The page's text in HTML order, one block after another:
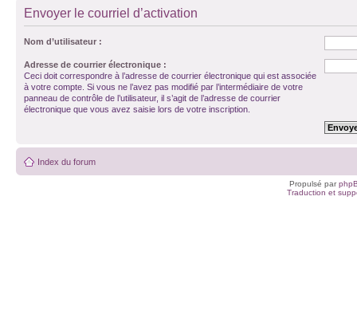
Envoyer le courriel d’activation
Nom d’utilisateur :
Adresse de courrier électronique :
Ceci doit correspondre à l’adresse de courrier électronique qui est associée
à votre compte. Si vous ne l’avez pas modifié par l’intermédiaire de votre
panneau de contrôle de l’utilisateur, il s’agit de l’adresse de courrier
électronique que vous avez saisie lors de votre inscription.
Index du forum
Propulsé par
Traduction et